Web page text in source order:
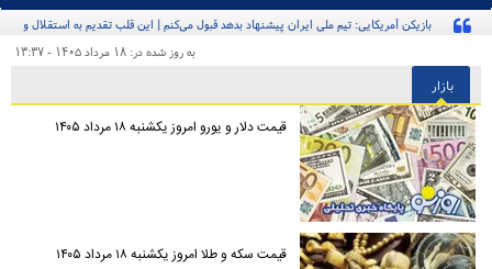
وضعیت
منوی
ها
بازیکن آمریکایی: تیم ملی ایران پیشنهاد بدهد قبول می‌کنم | این قلب تقدیم به استقلال و
به روز شده در: ۱۸ مرداد ۱۴۰۵ - ۱۳:۳۷
بازار
قیمت دلار و یورو امروز یکشنبه ۱۸ مرداد ۱۴۰۵
قیمت سکه و طلا امروز یکشنبه ۱۸ مرداد ۱۴۰۵